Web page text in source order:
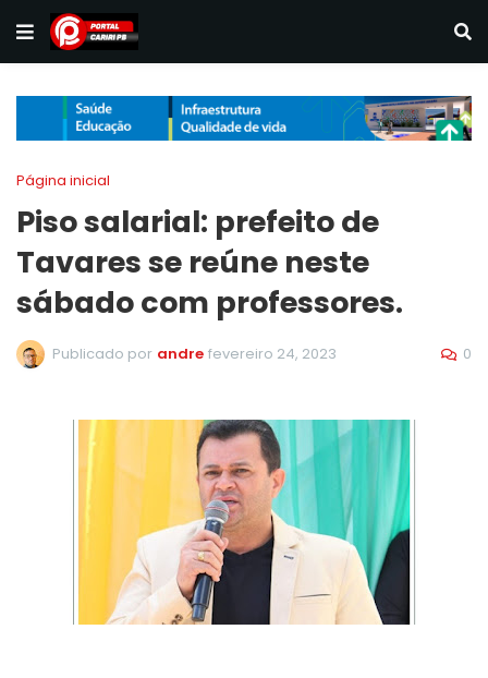
Página inicial
Piso salarial: prefeito de
Tavares se reúne neste
sábado com professores.
Publicado por andre fevereiro 24, 2023 0